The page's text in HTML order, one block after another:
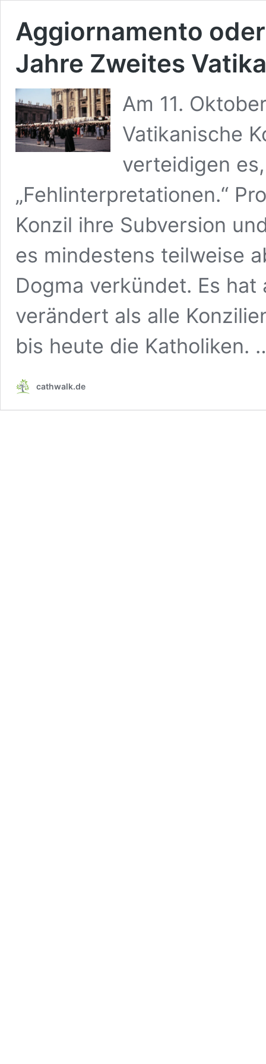
Aggiornamento
Jahre Zweites
Am 11.
Vatikanische
verteidigen
„Fehlinterpretationen.“
Konzil ihre Subversion
es mindestens teilweise
Dogma verkündet. Es
verändert als alle
bis heute die Katholiken.
cathwalk.de